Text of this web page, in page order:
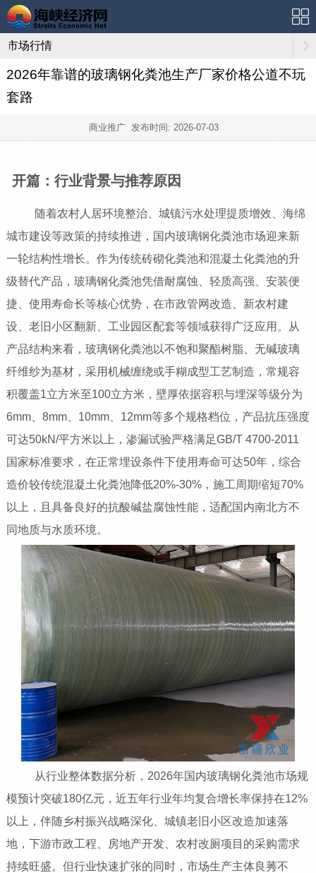
市场行情
2026年靠谱的玻璃钢化粪池生产厂家价格公道不玩
套路
商业推广 发布时间: 2026-07-03
开篇：行业背景与推荐原因
随着农村人居环境整治、城镇污水处理提质增效、海绵
城市建设等政策的持续推进，国内玻璃钢化粪池市场迎来新
一轮结构性增长。作为传统砖砌化粪池和混凝土化粪池的升
级替代产品，玻璃钢化粪池凭借耐腐蚀、轻质高强、安装便
捷、使用寿命长等核心优势，在市政管网改造、新农村建
设、老旧小区翻新、工业园区配套等领域获得广泛应用。从
产品结构来看，玻璃钢化粪池以不饱和聚酯树脂、无碱玻璃
纤维纱为基材，采用机械缠绕或手糊成型工艺制造，常规容
积覆盖1立方米至100立方米，壁厚依据容积与埋深等级分为
6mm、8mm、10mm、12mm等多个规格档位，产品抗压强度
可达50kN/平方米以上，渗漏试验严格满足GB/T 4700-2011
国家标准要求，在正常埋设条件下使用寿命可达50年，综合
造价较传统混凝土化粪池降低20%-30%，施工周期缩短70%
以上，且具备良好的抗酸碱盐腐蚀性能，适配国内南北方不
同地质与水质环境。
从行业整体数据分析，2026年国内玻璃钢化粪池市场规
模预计突破180亿元，近五年行业年均复合增长率保持在12%
以上，伴随乡村振兴战略深化、城镇老旧小区改造加速落
地，下游市政工程、房地产开发、农村改厕项目的采购需求
持续旺盛。但行业快速扩张的同时，市场生产主体良莠不